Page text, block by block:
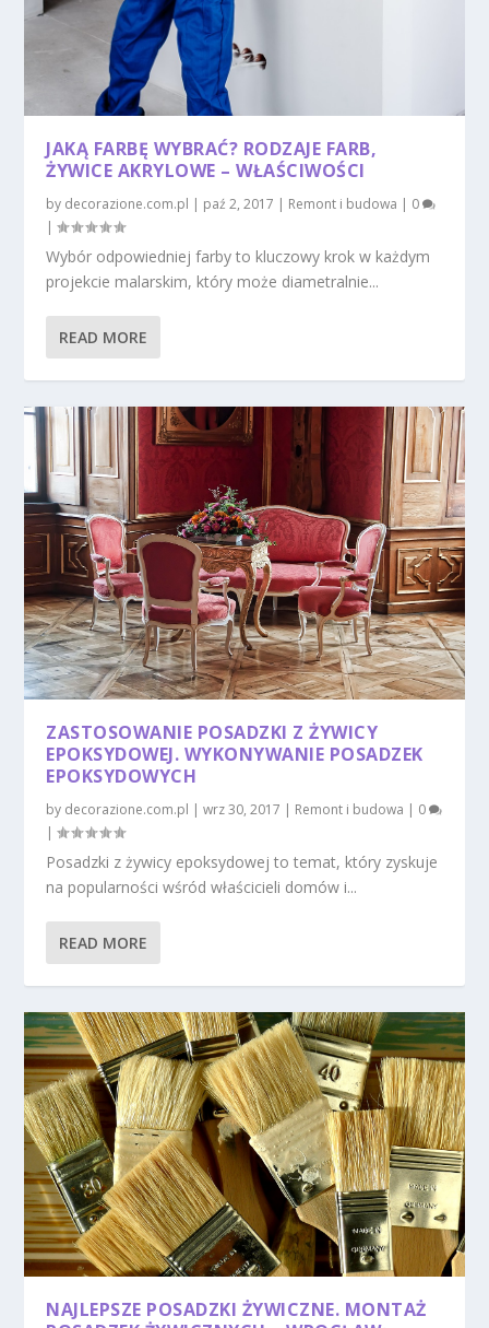
JAKĄ FARBĘ WYBRAĆ? RODZAJE FARB,
ŻYWICE AKRYLOWE – WŁAŚCIWOŚCI
by decorazione.com.pl | paź 2, 2017 | Remont i budowa | 0
|
Wybór odpowiedniej farby to kluczowy krok w każdym
projekcie malarskim, który może diametralnie...
READ MORE
ZASTOSOWANIE POSADZKI Z ŻYWICY
EPOKSYDOWEJ. WYKONYWANIE POSADZEK
EPOKSYDOWYCH
by decorazione.com.pl |wrz 30, 2017 | Remont i budowa | 0
|
Posadzki z żywicy epoksydowej to temat, który zyskuje
na popularności wśród właścicieli domów i...
READ MORE
NAJLEPSZE POSADZKI ŻYWICZNE. MONTAŻ